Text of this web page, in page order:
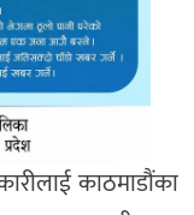
काठमाडौंका